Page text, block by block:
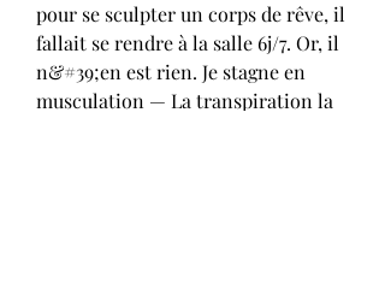
pour se sculpter un corps de rêve, il
fallait se rendre à la salle 6j/7. Or, il
n&#39;en est rien. Je stagne en
musculation — La transpiration la